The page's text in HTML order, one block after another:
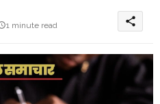
1 minute read share